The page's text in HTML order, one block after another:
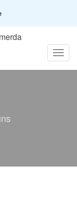
T
o
g